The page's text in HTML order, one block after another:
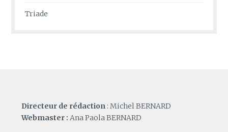
Triade
Directeur de rédaction : Michel BERNARD
Webmaster : Ana Paola BERNARD